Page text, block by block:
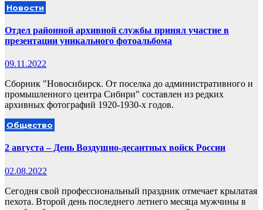
Новости
Отдел районной архивной службы принял участие в
презентации уникального фотоальбома
09.11.2022
Сборник "Новосибирск. От поселка до административного и
промышленного центра Сибири" составлен из редких
архивных фотографий 1920-1930-х годов.
Общество
2 августа – День Воздушно-десантных войск России
02.08.2022
Сегодня свой профессиональный праздник отмечает крылатая
пехота. Второй день последнего летнего месяца мужчины в